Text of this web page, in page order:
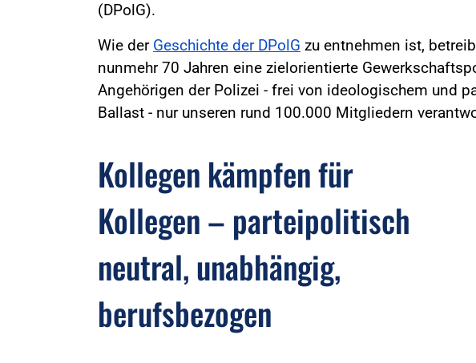
(DPolG).
Wie der Geschichte der DPolG zu entnehmen ist,
nunmehr 70 Jahren eine zielorientierte
Angehörigen der Polizei - frei von ideologischem und
Ballast - nur unseren rund 100.000 Mitgliedern
Kollegen kämpfen für
Kollegen – parteipolitisch
neutral, unabhängig,
berufsbezogen